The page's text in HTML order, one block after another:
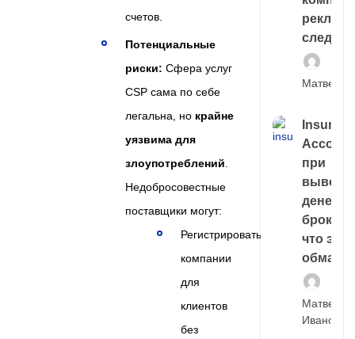
счетов.
Потенциальные
риски: Сфера услуг
CSP сама по себе
легальна, но крайне
уязвима для
злоупотреблений
Недобросовестные
поставщики могут:
Регистрировать
компании
для
клиентов
без
следа
Матвей
Account
при
выводе
денег у
что это,
обман?
Матвей
Иванов